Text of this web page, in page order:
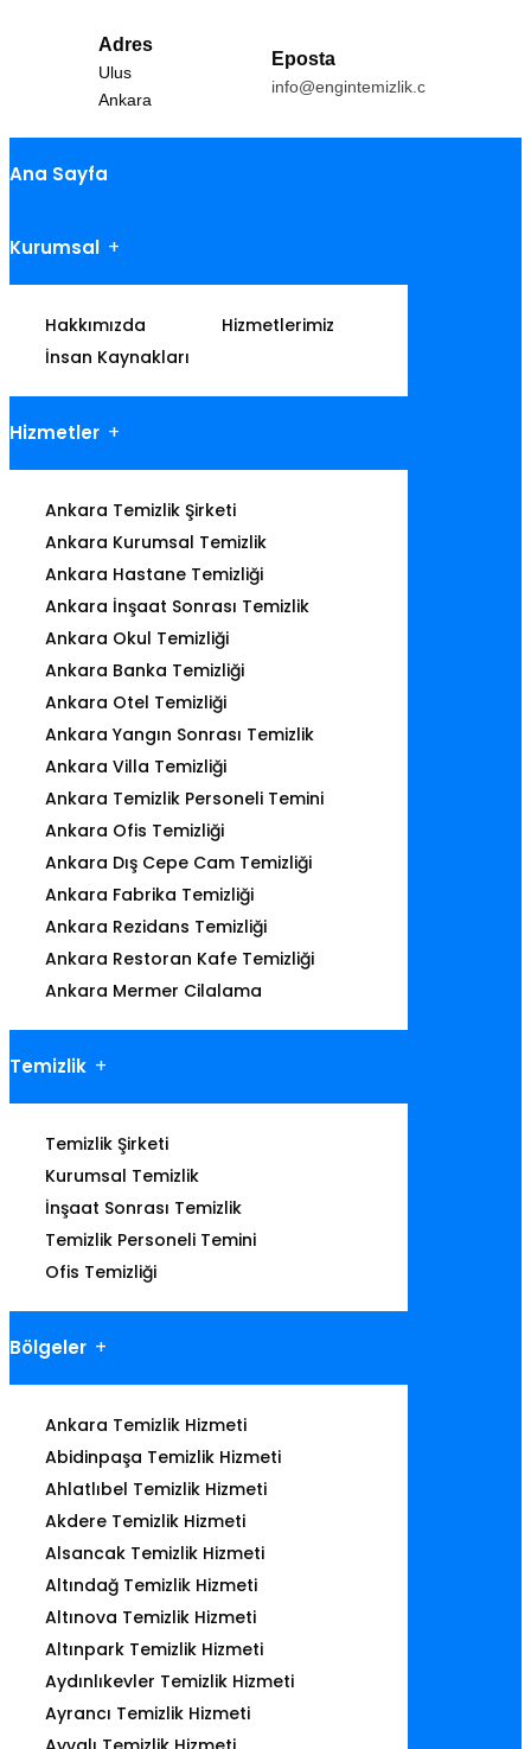
Adres
Ulus
Ankara
Eposta
info@engintemizlik.com
Ana Sayfa
Kurumsal
Hakkımızda
Hizmetlerimiz
İnsan Kaynakları
Hizmetler
Ankara Temizlik Şirketi
Ankara Kurumsal Temizlik
Ankara Hastane Temizliği
Ankara İnşaat Sonrası Temizlik
Ankara Okul Temizliği
Ankara Banka Temizliği
Ankara Otel Temizliği
Ankara Yangın Sonrası Temizlik
Ankara Villa Temizliği
Ankara Temizlik Personeli Temini
Ankara Ofis Temizliği
Ankara Dış Cepe Cam Temizliği
Ankara Fabrika Temizliği
Ankara Rezidans Temizliği
Ankara Restoran Kafe Temizliği
Ankara Mermer Cilalama
Temizlik
Temizlik Şirketi
Kurumsal Temizlik
İnşaat Sonrası Temizlik
Temizlik Personeli Temini
Ofis Temizliği
Bölgeler
Ankara Temizlik Hizmeti
Abidinpaşa Temizlik Hizmeti
Ahlatlıbel Temizlik Hizmeti
Akdere Temizlik Hizmeti
Alsancak Temizlik Hizmeti
Altındağ Temizlik Hizmeti
Altınova Temizlik Hizmeti
Altınpark Temizlik Hizmeti
Aydınlıkevler Temizlik Hizmeti
Ayrancı Temizlik Hizmeti